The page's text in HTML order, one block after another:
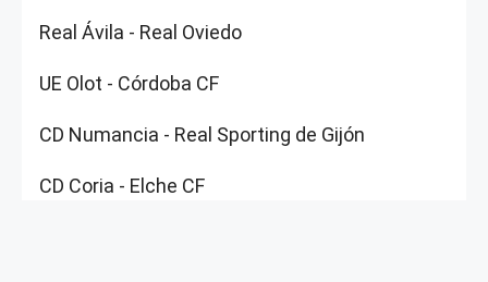
Real Ávila - Real Oviedo
UE Olot - Córdoba CF
CD Numancia - Real Sporting de Gijón
CD Coria - Elche CF